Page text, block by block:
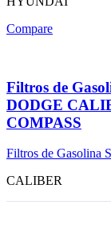
Compare
Filtros de
DODGE
COMPASS
Filtros de Gasolina
CALIBER